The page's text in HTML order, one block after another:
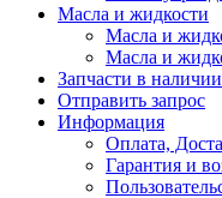
Масла и жидкости
Масла и
Масла и
Запчасти в наличии
Отправить запрос
Информация
Оплата,
Гарантия и